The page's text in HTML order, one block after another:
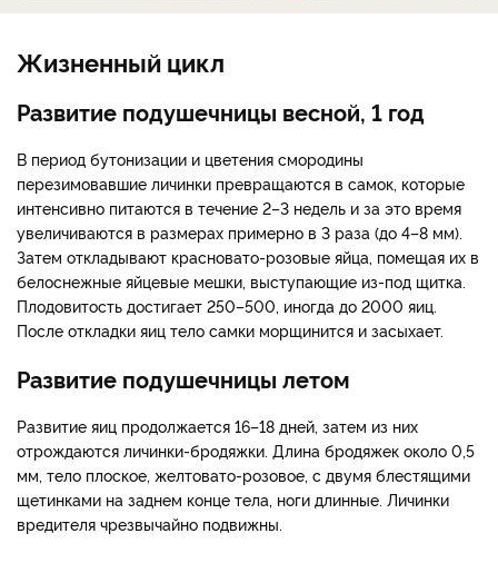
Жизненный цикл
Развитие подушечницы весной, 1 год
В период бутонизации и цветения смородины
перезимовавшие личинки превращаются в самок, которые
интенсивно питаются в течение 2–3 недель и за это время
увеличиваются в размерах примерно в 3 раза (до 4–8 мм).
Затем откладывают красновато-розовые яйца, помещая их в
белоснежные яйцевые мешки, выступающие из-под щитка.
Плодовитость достигает 250–500, иногда до 2000 яиц.
После откладки яиц тело самки морщинится и засыхает.
Развитие подушечницы летом
Развитие яиц продолжается 16–18 дней, затем из них
отрождаются личинки-бродяжки. Длина бродяжек около 0,5
мм, тело плоское, желтовато-розовое, с двумя блестящими
щетинками на заднем конце тела, ноги длинные. Личинки
вредителя чрезвычайно подвижны.